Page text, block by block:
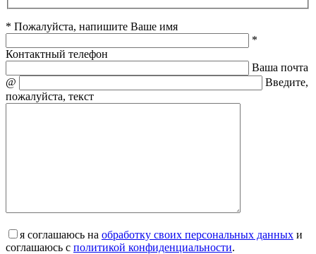
* Пожалуйста, напишите Ваше имя
*
Контактный телефон
Ваша почта
@
Введите,
пожалуйста, текст
я соглашаюсь на обработку своих персональных данных и
соглашаюсь с политикой конфиденциальности.